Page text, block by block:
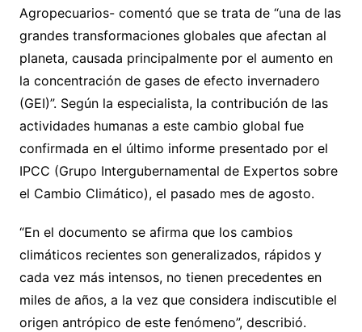
Agropecuarios- comentó que se trata de “una de las
grandes transformaciones globales que afectan al
planeta, causada principalmente por el aumento en
la concentración de gases de efecto invernadero
(GEI)”. Según la especialista, la contribución de las
actividades humanas a este cambio global fue
confirmada en el último informe presentado por el
IPCC (Grupo Intergubernamental de Expertos sobre
el Cambio Climático), el pasado mes de agosto.
“En el documento se afirma que los cambios
climáticos recientes son generalizados, rápidos y
cada vez más intensos, no tienen precedentes en
miles de años, a la vez que considera indiscutible el
origen antrópico de este fenómeno”, describió.